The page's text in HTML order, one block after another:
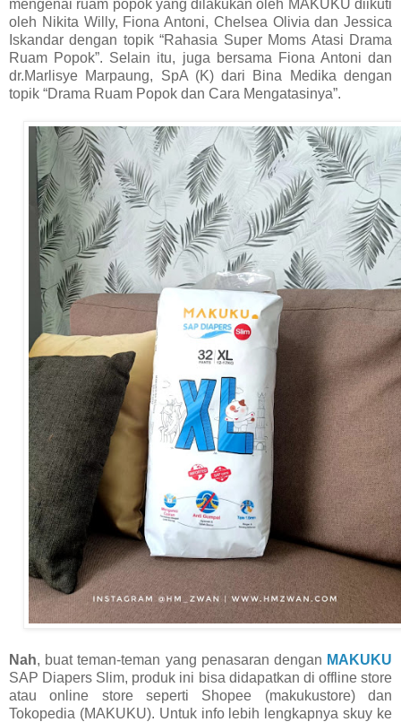
mengenai ruam popok yang dilakukan oleh MAKUKU diikuti
oleh Nikita Willy, Fiona Antoni, Chelsea Olivia dan Jessica
Iskandar dengan topik “Rahasia Super Moms Atasi Drama
Ruam Popok”. Selain itu, juga bersama Fiona Antoni dan
dr.Marlisye Marpaung, SpA (K) dari Bina Medika dengan
topik “Drama Ruam Popok dan Cara Mengatasinya”.
Nah, buat teman-teman yang penasaran dengan MAKUKU
SAP Diapers Slim, produk ini bisa didapatkan di offline store
atau online store seperti Shopee (makukustore) dan
Tokopedia (MAKUKU). Untuk info lebih lengkapnya skuy ke